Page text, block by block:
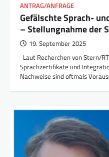
ANTRAG/ANFRAGE
Gefälschte Sprach-
– Stellungnahme der
19. September 2025
Laut Recherchen von Stern/
Sprachzertifikate und
Nachweise sind oftmals